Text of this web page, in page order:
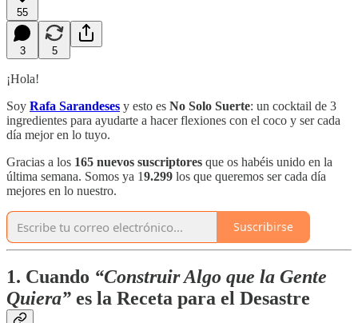
55
3 5
¡Hola!
Soy Rafa Sarandeses y esto es No Solo Suerte: un cocktail de 3
ingredientes para ayudarte a hacer flexiones con el coco y ser cada
día mejor en lo tuyo.
Gracias a los 165 nuevos suscriptores que os habéis unido en la
última semana. Somos ya 19.299 los que queremos ser cada día
mejores en lo nuestro.
Suscribirse
1. Cuando “Construir Algo que la Gente
Quiera” es la Receta para el Desastre